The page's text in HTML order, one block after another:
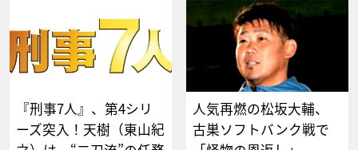
『刑事7人』、第4シリ
ーズ突入！天樹（東山紀
人気再燃の松坂大輔、
古巣ソフトバンク戦で